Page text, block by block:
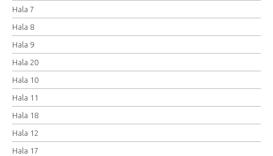
Hala 7
Hala 8
Hala 9
Hala 20
Hala 10
Hala 11
Hala 18
Hala 12
Hala 17